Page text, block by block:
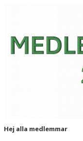
VÅRA LAG/TRÄNARE
MATCHER
Hej alla medlemmar